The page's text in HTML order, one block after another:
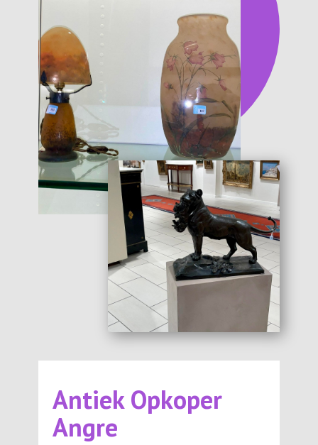
Antiek Opkoper
Angre